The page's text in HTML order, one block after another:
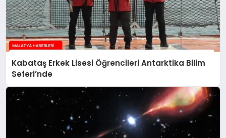
Kabataş Erkek Lisesi Öğrencileri Antarktika Bilim
Seferi’nde